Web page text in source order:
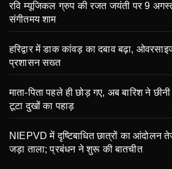
रवि म्यूजिकल ग्रुप की रजत जयंती पर 9
संगीतमय शाम
हरिद्वार में डाक कांवड़ का दबाव बढ़ा,
प्रशासन सख्त
माता-पिता पहले ही छोड़ गए, अब बारिश ने
टूटा दुखों का पहाड़
NIEPVD में दृष्टिबाधित छात्रों का आंदोलन
जड़ा ताला; प्रबंधन ने शुरू की बातचीत